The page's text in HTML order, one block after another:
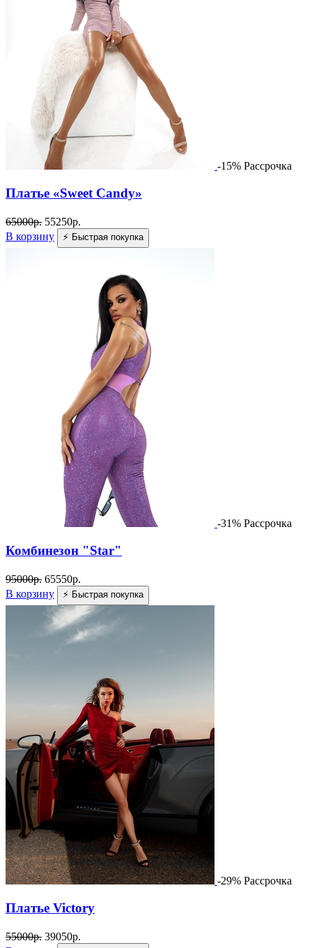
-15% Рассрочка
Платье «Sweet Candy»
65000р. 55250р.
В корзину
⚡ Быстрая покупка
-31% Рассрочка
Комбинезон "Star"
95000р. 65550р.
В корзину
⚡ Быстрая покупка
-29% Рассрочка
Платье Victory
55000р. 39050р.